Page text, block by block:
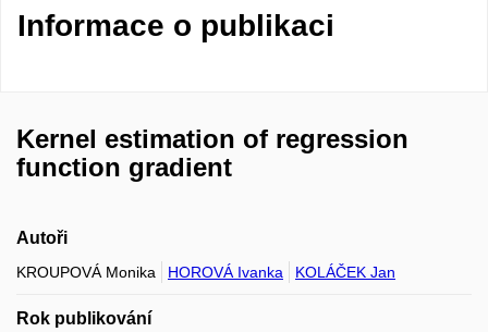
Informace o publikaci
Kernel estimation of regression
function gradient
Autoři
KROUPOVÁ Monika HOROVÁ Ivanka KOLÁČEK Jan
Rok publikování